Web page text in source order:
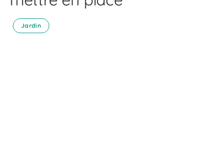
Jardin